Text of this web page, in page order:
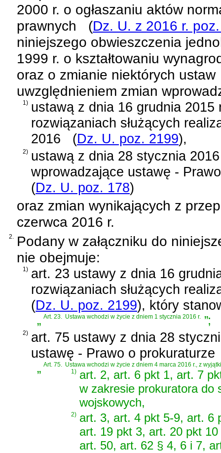
2000 r. o ogłaszaniu aktów
prawnych
(Dz. U. z 2016 r.
niniejszego obwieszczenia
1999 r. o kształtowaniu
oraz o zmianie niektórych ustaw
uwzględnieniem zmian
1) ustawą z dnia 16 grudnia 2015
rozwiązaniach służących
2016
(Dz. U. poz. 2199),
2) ustawą z dnia 28 stycznia
wprowadzające ustawę -
(Dz. U. poz. 178)
oraz zmian wynikających z
czerwca 2016 r.
2. Podany w załączniku do
nie obejmuje:
1) art. 23 ustawy z dnia 16
rozwiązaniach służących
(Dz. U. poz. 2199), który
„Art. 23. Ustawa wchodzi w życie z dniem 1 stycznia 2016 r. ”
;
2) art. 75 ustawy z dnia 28
ustawę - Prawo o prokuraturze
„Art. 75.
Ustawa wchodzi w życie z dniem 4 marca 2016 r., z
1) art. 2, art. 6 pkt 1, art. 7
w zakresie prokuratora do
wojskowych,
2) art. 3, art. 4 pkt 5-9, art. 6
art. 19 pkt 3, art. 20 pkt
art. 50, art. 62 § 4, 6 i 7,